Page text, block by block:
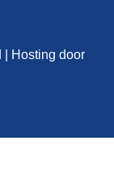
| Hosting door